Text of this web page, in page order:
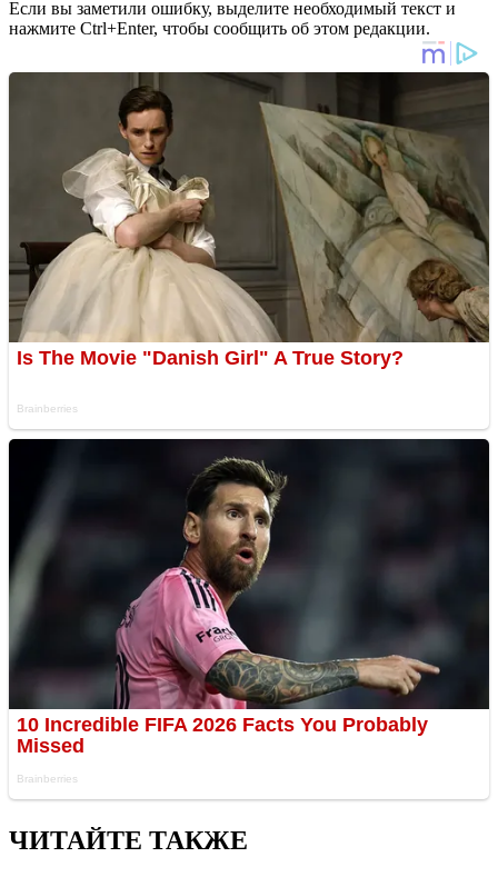
Если вы заметили ошибку, выделите необходимый текст и
нажмите Ctrl+Enter, чтобы сообщить об этом редакции.
ЧИТАЙТЕ ТАКЖЕ